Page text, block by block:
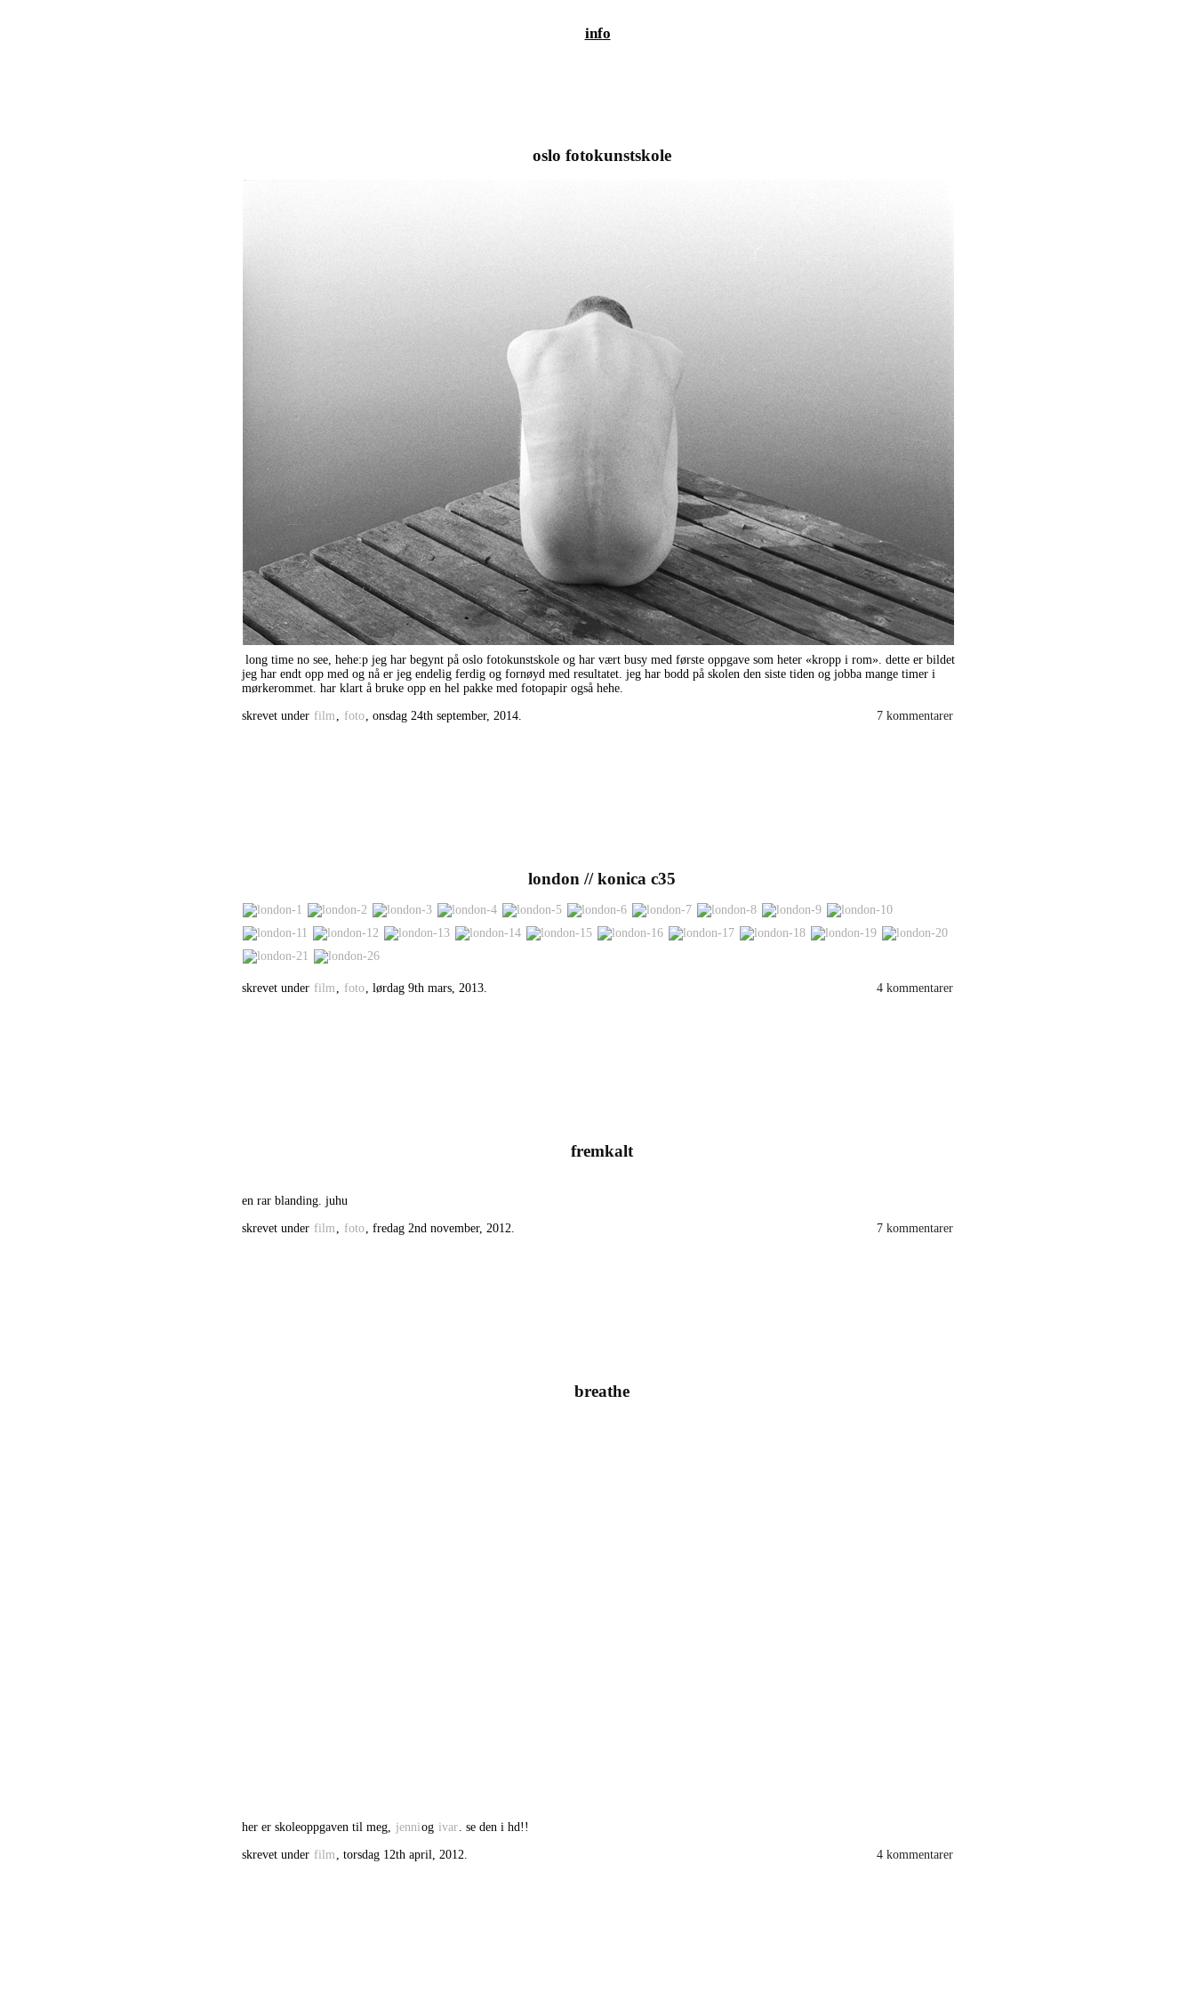
info
oslo fotokunstskole
long time no see, hehe:p jeg har begynt på oslo fotokunstskole og har vært busy med første oppgave som heter «kropp i rom». dette er bildet
jeg har endt opp med og nå er jeg endelig ferdig og fornøyd med resultatet. jeg har bodd på skolen den siste tiden og jobba mange timer i
mørkerommet. har klart å bruke opp en hel pakke med fotopapir også hehe.
7 kommentarer
skrevet under film , foto, onsdag 24th september, 2014.
london // konica c35
4 kommentarer
skrevet under film , foto, lørdag 9th mars, 2013.
fremkalt
en rar blanding. juhu
7 kommentarer
skrevet under film , foto, fredag 2nd november, 2012.
breathe
her er skoleoppgaven til meg, jenniog ivar. se den i hd!!
4 kommentarer
skrevet under film , torsdag 12th april, 2012.